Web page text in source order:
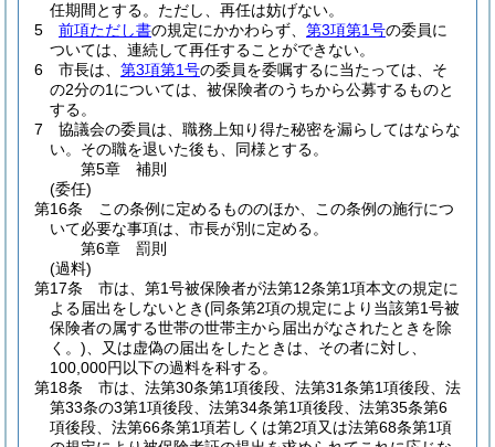
任期間とする。 ただし、再任は妨げない。
5
前項ただし書の規定にかかわらず、 第3項第1号の委員に
ついては、連続して再任することができない。
6
市長は、 第3項第1号の委員を委嘱するに当たっては、そ
の2分の1については、被保険者のうちから公募するものと
する。
7
協議会の委員は、職務上知り得た秘密を漏らしてはならな
い。 その職を退いた後も、同様とする。
第5章
補則
(委任)
第16条
この条例に定めるもののほか、この条例の施行につ
いて必要な事項は、市長が別に定める。
第6章
罰則
(過料)
第17条
市は、第1号被保険者が法第12条第1項本文の規定に
よる届出をしないとき(同条第2項の規定により当該第1号被
保険者の属する世帯の世帯主から届出がなされたときを除
く。) 、又は虚偽の届出をしたときは、その者に対し、
100,000円以下の過料を科する。
第18条
市は、法第30条第1項後段、法第31条第1項後段、法
第33条の3第1項後段、法第34条第1項後段、法第35条第6
項後段、法第66条第1項若しくは第2項又は法第68条第1項